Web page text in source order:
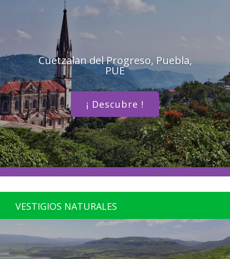
Cuetzalan del Progreso, Puebla,
PUE
¡ Descubre !
VESTIGIOS NATURALES